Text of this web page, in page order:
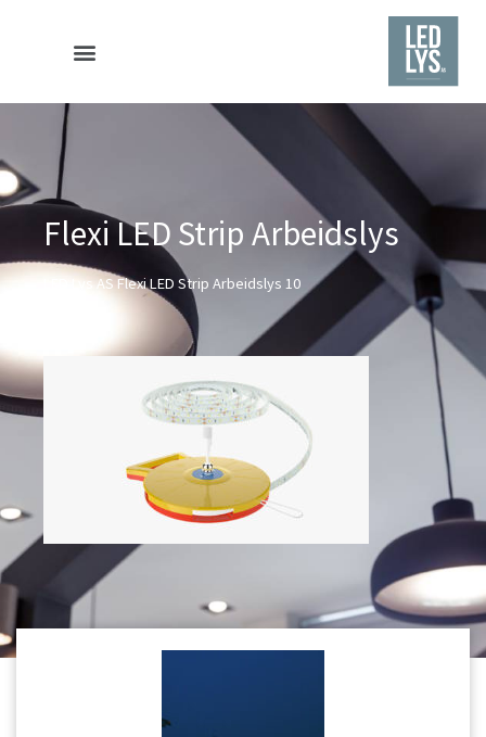
Flexi LED Strip Arbeidslys
LED Lys AS Flexi LED Strip Arbeidslys 10